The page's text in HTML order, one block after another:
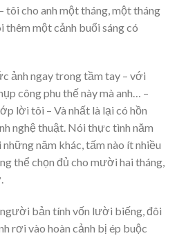
tôi cho anh một tháng, một tháng
thêm một cảnh buổi sáng có
ảnh ngay trong tầm tay – với
công phu thế này mà anh… –
lời tôi – Và nhất là lại có hồn
nghệ thuật. Nói thực tình năm
năm khác, tấm nào ít nhiều
thể chọn đủ cho mười hai tháng,
bản tính vốn lười biếng, đôi
rơi vào hoàn cảnh bị ép buộc